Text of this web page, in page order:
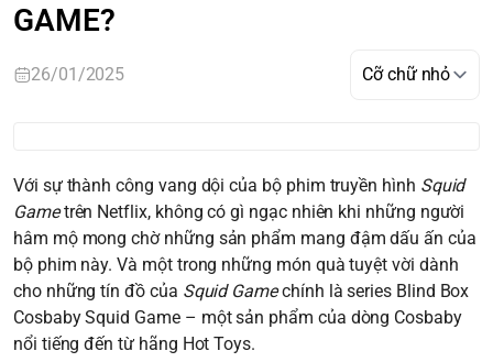
GAME?
26/01/2025
Với sự thành công vang dội của bộ phim truyền hình Squid
Gametrên Netflix, không có gì ngạc nhiên khi những người
hâm mộ mong chờ những sản phẩm mang đậm dấu ấn của
bộ phim này. Và một trong những món quà tuyệt vời dành
cho những tín đồ của Squid Gamechính là series Blind Box
Cosbaby Squid Game – một sản phẩm của dòng Cosbaby
nổi tiếng đến từ hãng Hot Toys.